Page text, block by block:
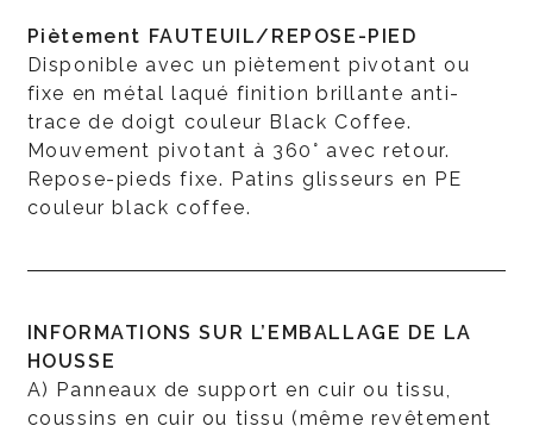
Piètement FAUTEUIL/REPOSE-PIED
Disponible avec un piètement pivotant ou
fixe en métal laqué finition brillante anti-
trace de doigt couleur Black Coffee.
Mouvement pivotant à 360° avec retour.
Repose-pieds fixe. Patins glisseurs en PE
couleur black coffee.
INFORMATIONS SUR L’EMBALLAGE DE LA
HOUSSE
A) Panneaux de support en cuir ou tissu,
coussins en cuir ou tissu (même revêtement